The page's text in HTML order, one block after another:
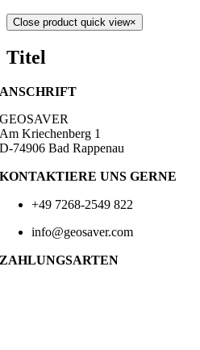
Close product quick view×
Titel
ANSCHRIFT
GEOSAVER
Am Kriechenberg 1
D-74906 Bad Rappenau
KONTAKTIERE UNS GERNE
+49 7268-2549 822
info@geosaver.com
ZAHLUNGSARTEN